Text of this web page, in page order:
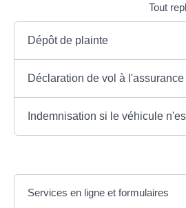
Tout
Dépôt de plainte
Déclaration de vol à l'assurance
Indemnisation si le véhicule
Services en ligne et formulaires